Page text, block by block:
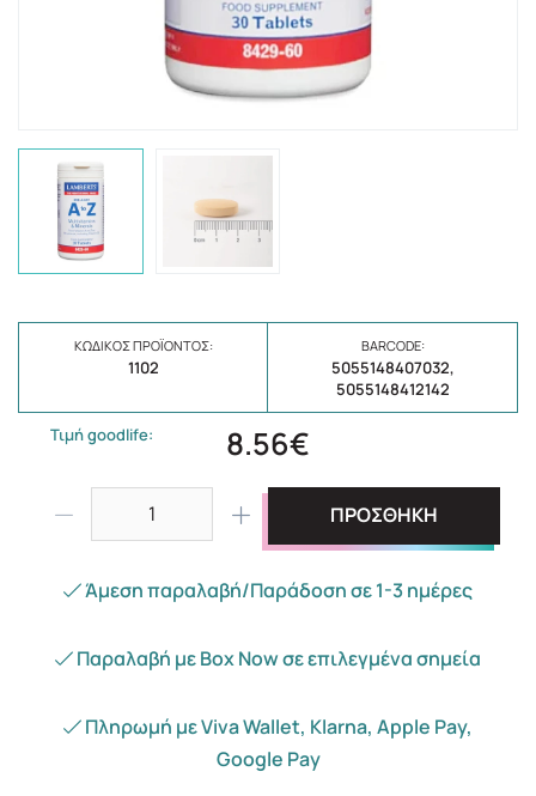
ΚΩΔΙΚΌΣ ΠΡΟΪΌΝΤΟΣ:
1102
BARCODE:
5055148407032,
5055148412142
Τιμή goodlife: 8.56€
ΠΡΟΣΘΗΚΗ
Άμεση παραλαβή/Παράδοση σε 1-3 ημέρες
Παραλαβή με Box Now σε επιλεγμένα σημεία
Πληρωμή με Viva Wallet, Klarna, Apple Pay,
Google Pay